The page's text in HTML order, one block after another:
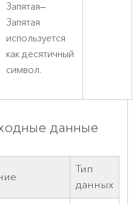
Запятая—
Запятая
используется
как десятичный
символ.
данные
Тип
данных